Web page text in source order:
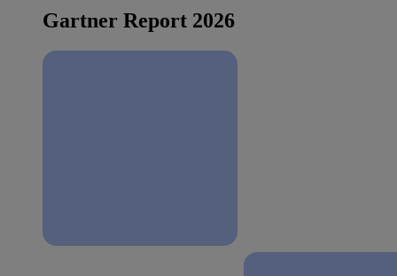
Gartner Report 2026